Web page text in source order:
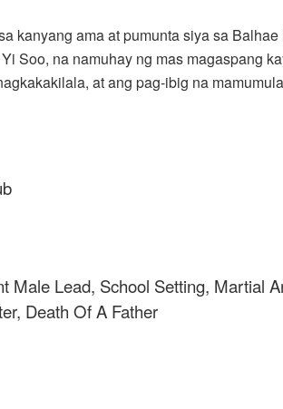
kanyang ama at pumunta siya sa Balhae
Soo, na namuhay ng mas magaspang
at ang pag-ibig na
Male Lead, School Setting, Martial
Death Of A Father